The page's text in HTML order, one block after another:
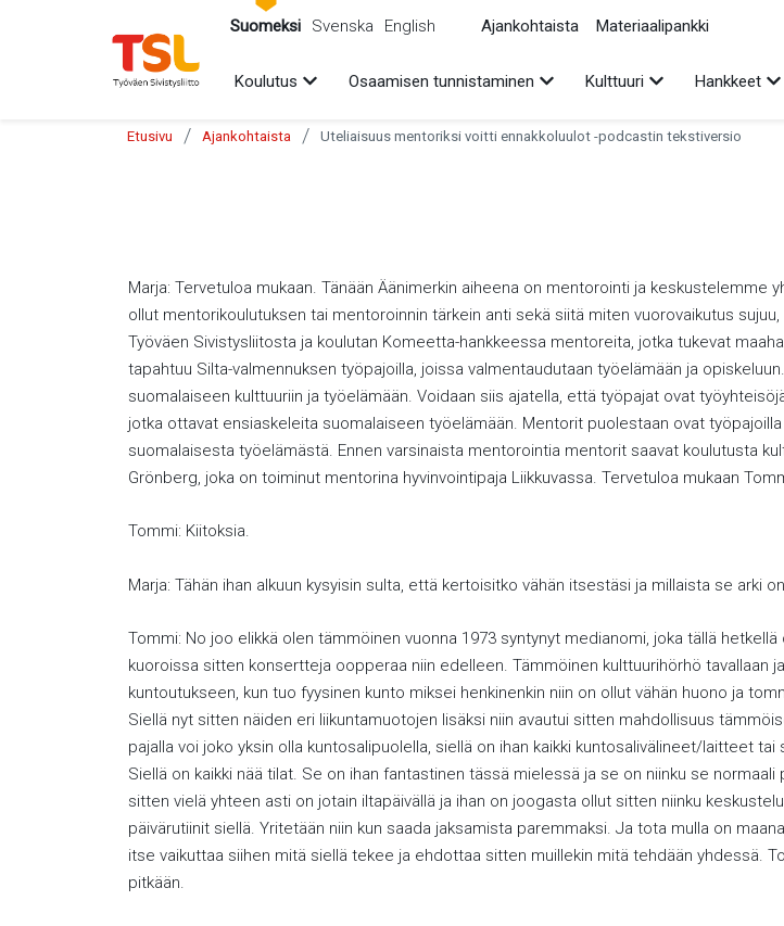
Suomeksi Svenska English Ajankohtaista Materiaalipankki
Koulutus Avaa alavalikko
Osaamisen tunnistaminen Avaa alavalikko
Kulttuuri Avaa alavalikko
Hankkeet
Etusivu / Ajankohtaista / Uteliaisuus mentoriksi voitti ennakkoluulot -podcastin tekstiversio
Marja: Tervetuloa mukaan. Tänään Äänimerkin aiheena on mentorointi ja
ollut mentorikoulutuksen tai mentoroinnin tärkein anti sekä siitä miten vuorovaikutus
Työväen Sivistysliitosta ja koulutan Komeetta-hankkeessa mentoreita, jotka tukevat
tapahtuu Silta-valmennuksen työpajoilla, joissa valmentaudutaan työelämään ja
suomalaiseen kulttuuriin ja työelämään. Voidaan siis ajatella, että työpajat ovat
jotka ottavat ensiaskeleita suomalaiseen työelämään. Mentorit puolestaan ovat
suomalaisesta työelämästä. Ennen varsinaista mentorointia mentorit saavat koulutusta
Grönberg, joka on toiminut mentorina hyvinvointipaja Liikkuvassa. Tervetuloa mukaan
Tommi: Kiitoksia.
Marja: Tähän ihan alkuun kysyisin sulta, että kertoisitko vähän itsestäsi ja millaista se arki
Tommi: No joo elikkä olen tämmöinen vuonna 1973 syntynyt medianomi, joka tällä
kuoroissa sitten konsertteja oopperaa niin edelleen. Tämmöinen kulttuurihörhö tavallaan
kuntoutukseen, kun tuo fyysinen kunto miksei henkinenkin niin on ollut vähän huono ja
Siellä nyt sitten näiden eri liikuntamuotojen lisäksi niin avautui sitten mahdollisuus
pajalla voi joko yksin olla kuntosalipuolella, siellä on ihan kaikki kuntosalivälineet/laitteet
Siellä on kaikki nää tilat. Se on ihan fantastinen tässä mielessä ja se on niinku se
sitten vielä yhteen asti on jotain iltapäivällä ja ihan on joogasta ollut sitten niinku
päivärutiinit siellä. Yritetään niin kun saada jaksamista paremmaksi. Ja tota mulla on
itse vaikuttaa siihen mitä siellä tekee ja ehdottaa sitten muillekin mitä tehdään yhdessä.
pitkään.